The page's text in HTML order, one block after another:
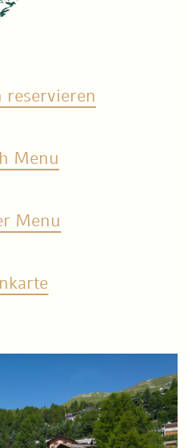
reservieren
Menu
Menu